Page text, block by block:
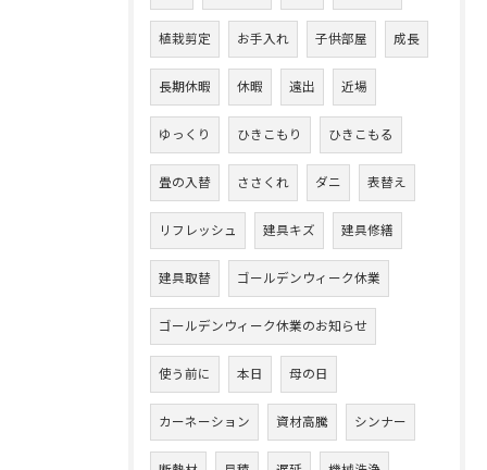
植栽剪定 お手入れ 子供部屋 成長
長期休暇 休暇 遠出 近場
ゆっくり ひきこもり ひきこもる
畳の入替 ささくれ ダニ 表替え
リフレッシュ 建具キズ 建具修繕
建具取替 ゴールデンウィーク休業
ゴールデンウィーク休業のお知らせ
使う前に 本日 母の日
カーネーション 資材高騰 シンナー